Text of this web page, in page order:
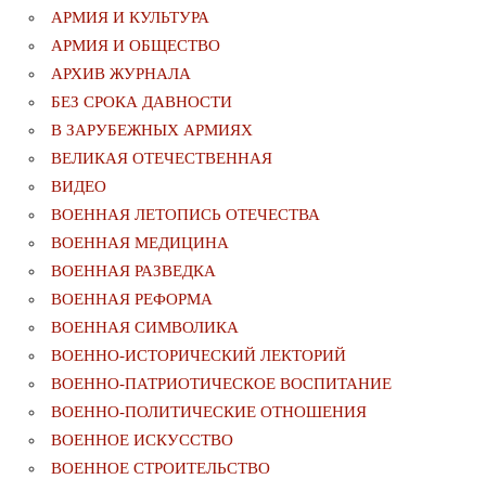
АРМИЯ И КУЛЬТУРА
АРМИЯ И ОБЩЕСТВО
АРХИВ ЖУРНАЛА
БЕЗ СРОКА ДАВНОСТИ
В ЗАРУБЕЖНЫХ АРМИЯХ
ВЕЛИКАЯ ОТЕЧЕСТВЕННАЯ
ВИДЕО
ВОЕННАЯ ЛЕТОПИСЬ ОТЕЧЕСТВА
ВОЕННАЯ МЕДИЦИНА
ВОЕННАЯ РАЗВЕДКА
ВОЕННАЯ РЕФОРМА
ВОЕННАЯ СИМВОЛИКА
ВОЕННО-ИСТОРИЧЕСКИЙ ЛЕКТОРИЙ
ВОЕННО-ПАТРИОТИЧЕСКОЕ ВОСПИТАНИЕ
ВОЕННО-ПОЛИТИЧЕСКИE ОТНОШЕНИЯ
ВОЕННОЕ ИСКУССТВО
ВОЕННОЕ СТРОИТЕЛЬСТВО